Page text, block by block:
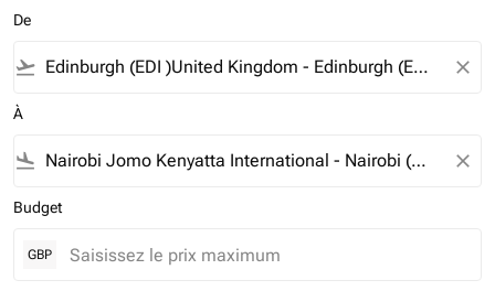
De
flight_takeoff close
À
flight_land close
Budget
GBP